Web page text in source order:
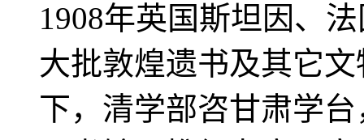
1908年英国斯坦因、
大批敦煌遗书及其它
下，清学部咨甘肃学